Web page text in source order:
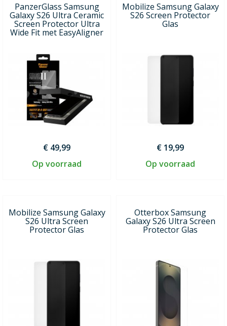
PanzerGlass Samsung
Galaxy S26 Ultra Ceramic
Screen Protector Ultra
Wide Fit met EasyAligner
€ 49,99
Op voorraad
Mobilize Samsung Galaxy
S26 Screen Protector
Glas
€ 19,99
Op voorraad
Mobilize Samsung Galaxy
S26 Ultra Screen
Protector Glas
Otterbox Samsung
Galaxy S26 Ultra Screen
Protector Glas